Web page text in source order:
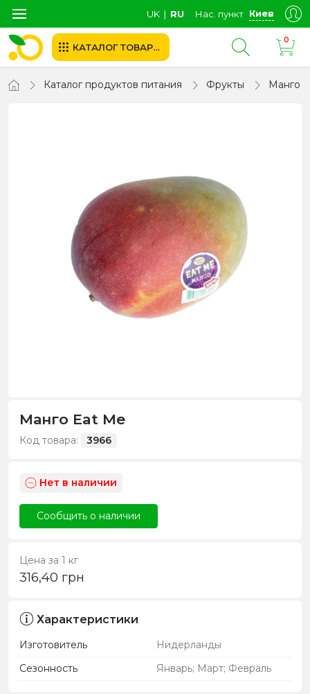
UK ∣ RU Нас. пункт Киев
КАТАЛОГ ТОВАРОВ
0
Каталог продуктов питания Фрукты Манго
Манго Eat Me
Код товара: 3966
Нет в наличии
Сообщить о наличии
Цена за 1 кг
316,40 грн
Характеристики
Изготовитель
Нидерланды
Сезонность
Январь; Март; Февраль